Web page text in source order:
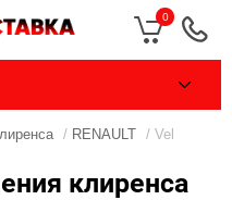
0
/ RENAULT / Vel
клиренса